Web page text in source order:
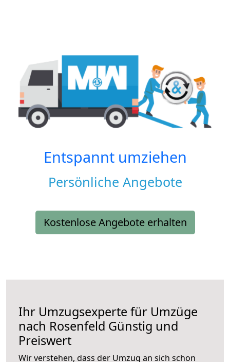
Entspannt umziehen
Persönliche Angebote
Kostenlose Angebote erhalten
Ihr Umzugsexperte für Umzüge
nach Rosenfeld Günstig und
Preiswert
Wir verstehen, dass der Umzug an sich schon